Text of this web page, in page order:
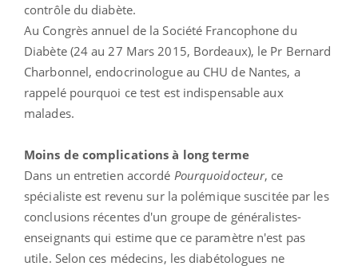
contrôle du diabète.
Au Congrès annuel de la Société Francophone du
Diabète (24 au 27 Mars 2015, Bordeaux), le Pr Bernard
Charbonnel, endocrinologue au CHU de Nantes, a
rappelé pourquoi ce test est indispensable aux
malades.
Moins de complications à long terme
Dans un entretien accordé Pourquoidocteur, ce
spécialiste est revenu sur la polémique suscitée par les
conclusions récentes d'un groupe de généralistes-
enseignants qui estime que ce paramètre n'est pas
utile. Selon ces médecins, les diabétologues ne